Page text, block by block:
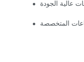
عالية الجودة
المتخصصة